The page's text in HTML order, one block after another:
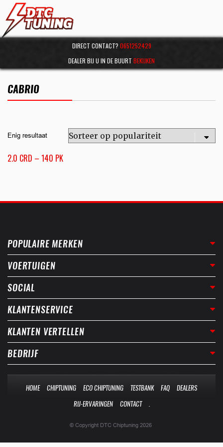
DIRECT CONTACT? 0651252429
DEALER BIJ U IN DE BUURT BEKIJKEN
CABRIO
Enig resultaat
2.0 CRD – 140 PK
POPULAIRE MERKEN
VOERTUIGEN
SOCIAL
KLANTENSERVICE
KLANTEN VERTELLEN
BEDRIJF
HOME CHIPTUNING ECO CHIPTUNING TESTBANK FAQ
DEALERS
RIJ-ERVARINGEN
CONTACT
© Copyright DTC Chiptuning 2026